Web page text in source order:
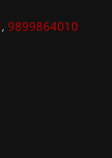
, 9899864010